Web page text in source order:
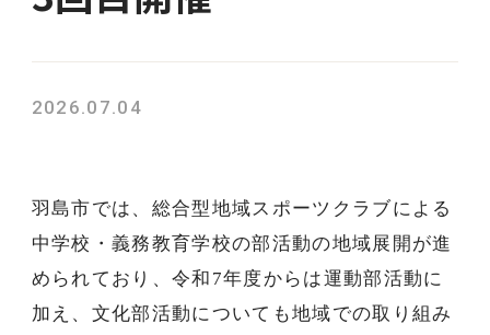
2026.07.04
羽島市では、総合型地域スポーツクラブによる
中学校・義務教育学校の部活動の地域展開が進
められており、令和 7年度からは運動部活動に
加え、文化部活動についても地域での取り組み